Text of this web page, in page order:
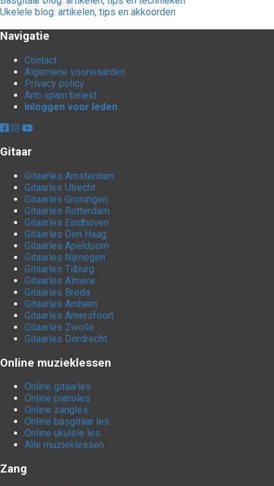
Ukelele blog: artikelen, tips en akkoorden
Navigatie
Contact
Algemene voorwaarden
Privacy policy
Anti spam beleid
Inloggen voor leden
Gitaar
Gitaarles Amsterdam
Gitaarles Utrecht
Gitaarles Groningen
Gitaarles Rotterdam
Gitaarles Eindhoven
Gitaarles Den Haag
Gitaarles Apeldoorn
Gitaarles Nijmegen
Gitaarles Tilburg
Gitaarles Almere
Gitaarles Breda
Gitaarles Arnhem
Gitaarles Amersfoort
Gitaarles Zwolle
Gitaarles Dordrecht
Online muzieklessen
Online gitaarles
Online pianoles
Online zangles
Online basgitaar les
Online ukulele les
Alle muzieklessen
Zang